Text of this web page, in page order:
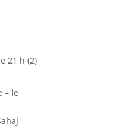
21 h (2)
– le